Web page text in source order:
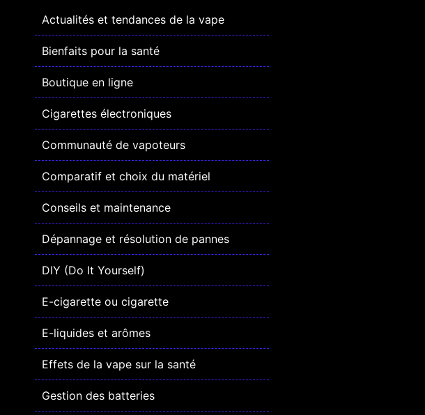
Actualités et tendances de la vape
Bienfaits pour la santé
Boutique en ligne
Cigarettes électroniques
Communauté de vapoteurs
Comparatif et choix du matériel
Conseils et maintenance
Dépannage et résolution de pannes
DIY (Do It Yourself)
E-cigarette ou cigarette
E-liquides et arômes
Effets de la vape sur la santé
Gestion des batteries